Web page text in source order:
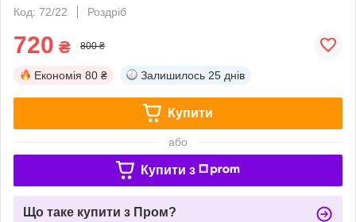
Код: 72/22
Роздріб
720 ₴ 800 ₴
Економія 80 ₴ Залишилось 25 днів
Купити
або
Купити з
Що таке купити з Пром?